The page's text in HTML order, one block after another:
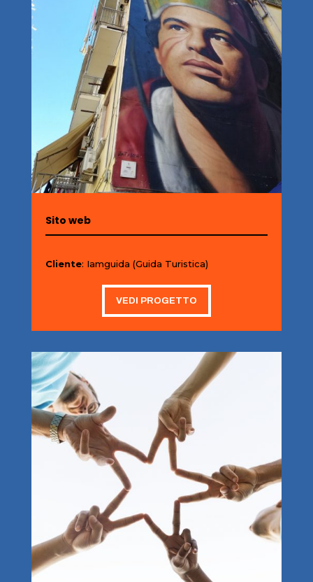
Sito web
Cliente: Iamguida (Guida Turistica)
VEDI PROGETTO